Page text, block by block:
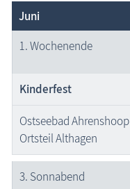
Juni
1. Wochenende
Kinderfest
Ostseebad Ahrenshoop
Ortsteil Althagen
3. Sonnabend